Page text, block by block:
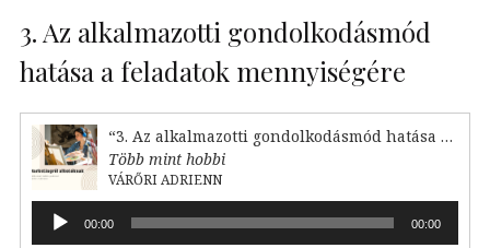
3. Az alkalmazotti gondolkodásmód
hatása a feladatok mennyiségére
“3. Az alkalmazotti gondolkodásmód hatása a feladataink mennyiségére”
Több mint hobbi
VÁRŐRI ADRIENN
Audió
lejátszó00:00 00:00